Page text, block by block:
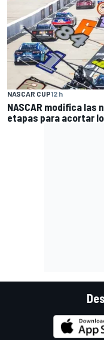
NASCAR CUP12 h
NASCAR modifica
etapas para acortar